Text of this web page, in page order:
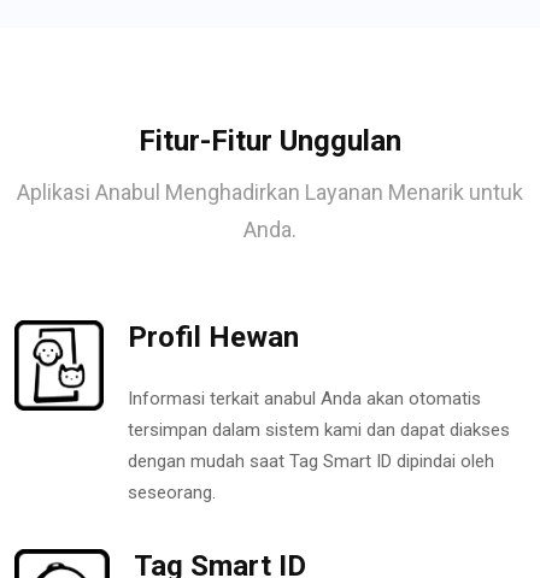
Fitur-Fitur Unggulan
Aplikasi Anabul Menghadirkan Layanan Menarik untuk
Anda.
Profil Hewan
Informasi terkait anabul Anda akan otomatis
tersimpan dalam sistem kami dan dapat diakses
dengan mudah saat Tag Smart ID dipindai oleh
seseorang.
Tag Smart ID